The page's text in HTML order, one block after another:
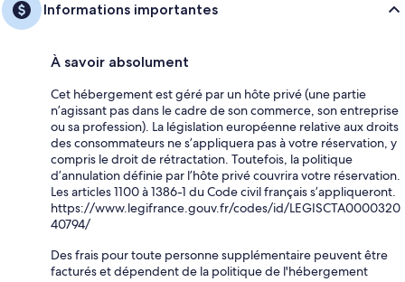
Informations importantes
À savoir absolument
Cet hébergement est géré par un hôte privé (une partie
n’agissant pas dans le cadre de son commerce, son entreprise
ou sa profession). La législation européenne relative aux droits
des consommateurs ne s’appliquera pas à votre réservation, y
compris le droit de rétractation. Toutefois, la politique
d’annulation définie par l’hôte privé couvrira votre réservation.
Les articles 1100 à 1386-1 du Code civil français s’appliqueront.
https://www.legifrance.gouv.fr/codes/id/LEGISCTA0000320
40794/
Des frais pour toute personne supplémentaire peuvent être
facturés et dépendent de la politique de l'hébergement